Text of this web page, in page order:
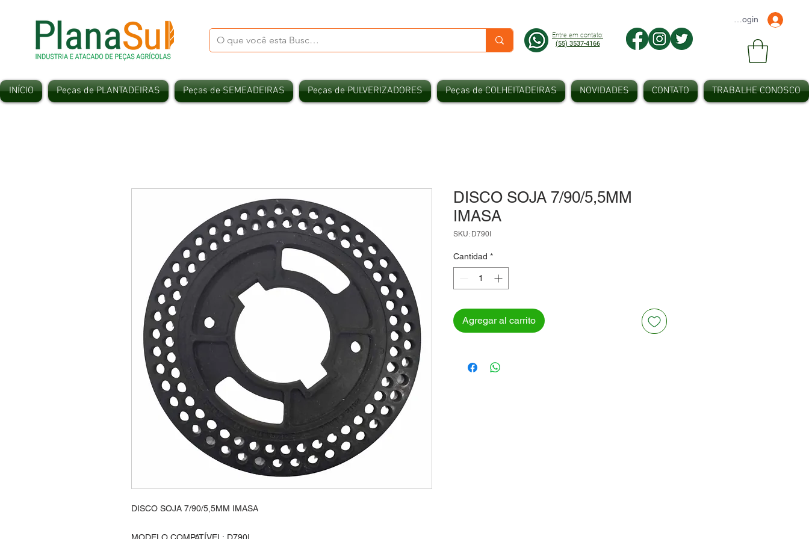
Entre em contato:
(55) 3537-4166
Faça seu Login
INÍCIO Peças de PLANTADEIRAS Peças de SEMEADEIRAS Peças de PULVERIZADORES Peças de COLHEITADEIRAS NOVIDADES CONTATO TRABALHE CONOSCO
DISCO SOJA 7/90/5,5MM IMASA
DISCO SOJA 7/90/5,5MM
IMASA
SKU: D790I
Cantidad *
Agregar al carrito